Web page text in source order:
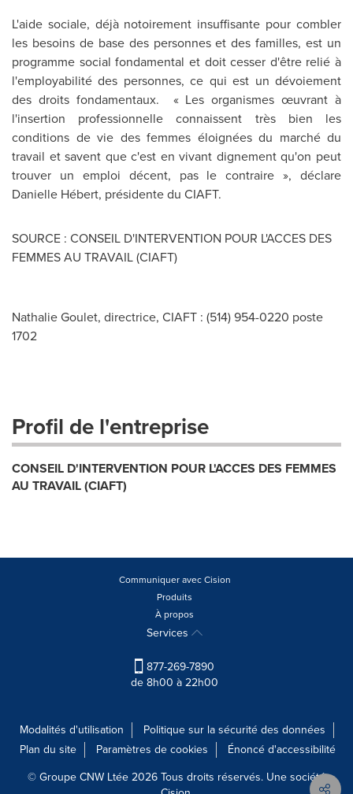
L'aide sociale, déjà notoirement insuffisante pour combler
les besoins de base des personnes et des familles, est un
programme social fondamental et doit cesser d'être relié à
l'employabilité des personnes, ce qui est un dévoiement
des droits fondamentaux. « Les organismes œuvrant à
l'insertion professionnelle connaissent très bien les
conditions de vie des femmes éloignées du marché du
travail et savent que c'est en vivant dignement qu'on peut
trouver un emploi décent, pas le contraire », déclare
Danielle Hébert, présidente du CIAFT.
SOURCE : CONSEIL D'INTERVENTION POUR L'ACCES DES
FEMMES AU TRAVAIL (CIAFT)
Nathalie Goulet, directrice, CIAFT : (514) 954-0220 poste
1702
Profil de l'entreprise
CONSEIL D'INTERVENTION POUR L'ACCES DES FEMMES
AU TRAVAIL (CIAFT)
Communiquer avec Cision
Produits
À propos
Services
877-269-7890
de 8h00 à 22h00
Modalités d'utilisation
Politique sur la sécurité des données
Plan du site
Paramètres de cookies
Énoncé d'accessibilité
© Groupe CNW Ltée 2026 Tous droits réservés. Une société